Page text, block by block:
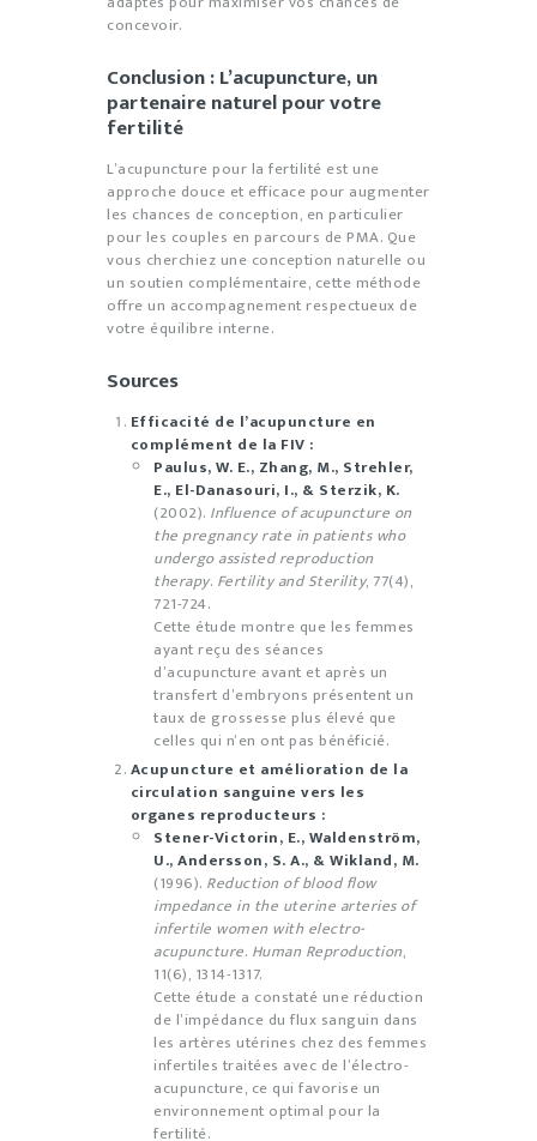
concevoir.
Conclusion : L’acupuncture, un
partenaire naturel pour votre
fertilité
L’acupuncture pour la fertilité est une
approche douce et efficace pour augmenter
les chances de conception, en particulier
pour les couples en parcours de PMA. Que
vous cherchiez une conception naturelle ou
un soutien complémentaire, cette méthode
offre un accompagnement respectueux de
votre équilibre interne.
Sources
Efficacité de l’acupuncture en
complément de la FIV :
Paulus, W. E., Zhang, M., Strehler,
E., El-Danasouri, I., & Sterzik, K.
(2002). Influence of acupuncture on
the pregnancy rate in patients who
undergo assisted reproduction
therapy. Fertility and Sterility, 77(4),
721-724.
Cette étude montre que les femmes
ayant reçu des séances
d’acupuncture avant et après un
transfert d’embryons présentent un
taux de grossesse plus élevé que
celles qui n’en ont pas bénéficié.
Acupuncture et amélioration de la
circulation sanguine vers les
organes reproducteurs :
Stener-Victorin, E., Waldenström,
U., Andersson, S. A., & Wikland, M.
(1996). Reduction of blood flow
impedance in the uterine arteries of
infertile women with electro-
acupuncture. Human Reproduction,
11(6), 1314-1317.
Cette étude a constaté une réduction
de l’impédance du flux sanguin dans
les artères utérines chez des femmes
infertiles traitées avec de l’électro-
acupuncture, ce qui favorise un
environnement optimal pour la
fertilité.